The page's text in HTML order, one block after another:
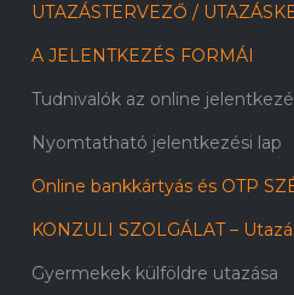
UTAZÁSTERVEZŐ /
A JELENTKEZÉS FORMÁI
Tudnivalók az online
Nyomtatható jelentkezési lap
Online bankkártyás és OTP
KONZULI SZOLGÁLAT –
Gyermekek külföldre utazása